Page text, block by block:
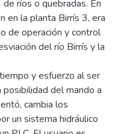
ríos o quebradas. En
en la planta Birrís 3, era
de operación y control
del río Birrís y la
y esfuerzo al ser
del mando a
cambia los
un sistema hidráulico